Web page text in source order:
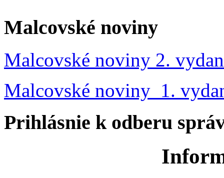
Malcovské noviny
Malcovské noviny 2.
Malcovské noviny 1.
Prihlásnie k odberu